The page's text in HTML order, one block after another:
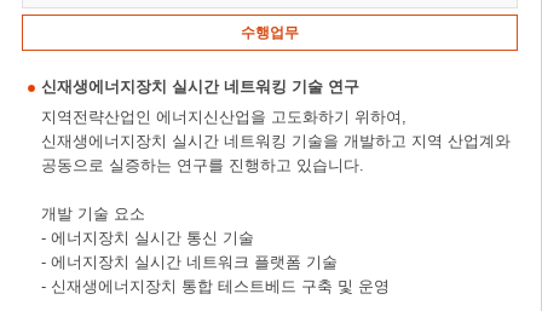
수행업무
신재생에너지장치 실시간 네트워킹 기술 연구
지역전략산업인 에너지신산업을 고도화하기 위하여,
신재생에너지장치 실시간 네트워킹 기술을 개발하고 지역 산업계와
공동으로 실증하는 연구를 진행하고 있습니다.
개발 기술 요소
- 에너지장치 실시간 통신 기술
- 에너지장치 실시간 네트워크 플랫폼 기술
- 신재생에너지장치 통합 테스트베드 구축 및 운영